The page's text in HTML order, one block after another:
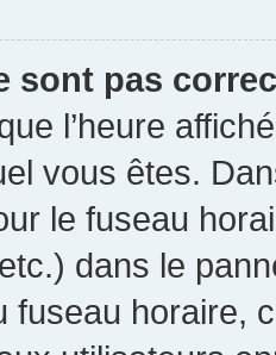
sont pas
l’heure
vous êtes.
le fuseau
dans le
fuseau horaire,